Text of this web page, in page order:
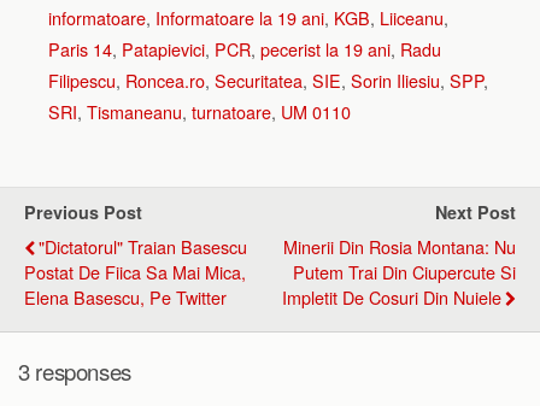
informatoare, Informatoare la 19 ani, KGB, Liiceanu,
Paris 14, Patapievici, PCR, pecerist la 19 ani, Radu
Filipescu, Roncea.ro, Securitatea, SIE, Sorin Iliesiu, SPP,
SRI, Tismaneanu, turnatoare, UM 0110
Previous Post
"Dictatorul" Traian Basescu
Postat De Fiica Sa Mai Mica,
Elena Basescu, Pe Twitter
Next Post
Minerii Din Rosia Montana: Nu
Putem Trai Din Ciupercute Si
Impletit De Cosuri Din Nuiele
3 responses